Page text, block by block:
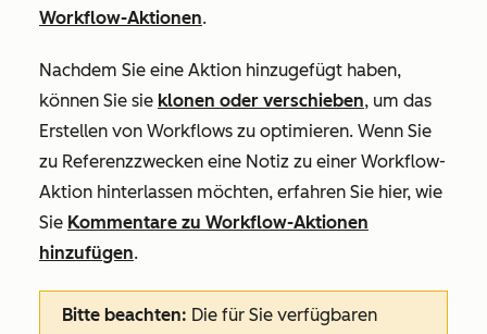
Workflow-Aktionen.
Nachdem Sie eine Aktion hinzugefügt haben,
können Sie sie klonen oder verschieben, um das
Erstellen von Workflows zu optimieren. Wenn Sie
zu Referenzzwecken eine Notiz zu einer Workflow-
Aktion hinterlassen möchten, erfahren Sie hier, wie
Sie Kommentare zu Workflow-Aktionen
hinzufügen.
Bitte beachten: Die für Sie verfügbaren